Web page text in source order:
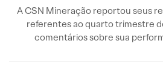
A CSN Mineração reportou seus
referentes ao quarto trimestre
comentários sobre sua